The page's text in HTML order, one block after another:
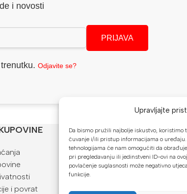
Upravljajte
Da bismo pružili najbolje iskustvo, koristimo
čuvanje i/ili pristup informacijama o
tehnologijama će nam omogućiti da
pri pregledavanju ili jedinstveni ID-ovi na
povlačenje suglasnosti može negativno
funkcije.
i novosti
PRIJAVA
Odjavite se?
i povrat
NAČINI
U našoj web